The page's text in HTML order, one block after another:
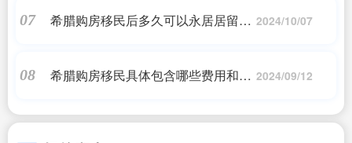
07
希腊购房移民后多久可以永居居留申
投资移民_问答
2024/10/07
08
希腊购房移民具体包含哪些费用和费
房移民_问答
2024/09/12